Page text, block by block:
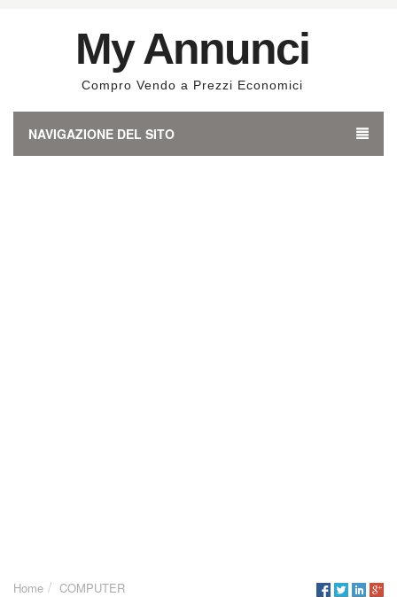
My Annunci
Compro Vendo a Prezzi Economici
NAVIGAZIONE DEL SITO
Home COMPUTER